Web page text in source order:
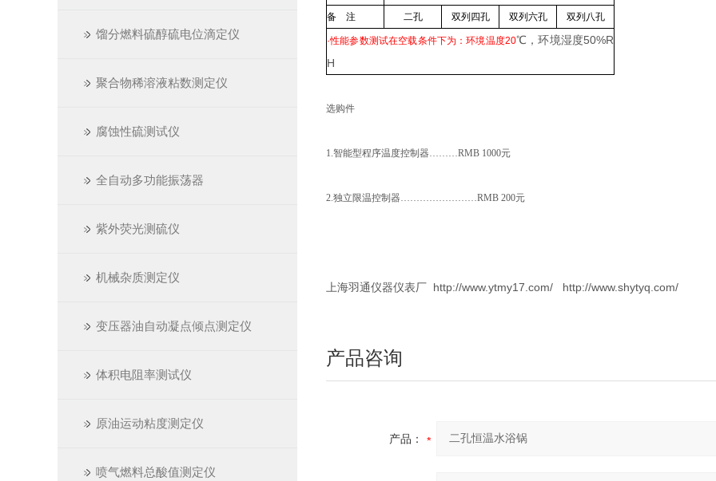
馏分燃料硫醇硫电位滴定仪
聚合物稀溶液粘数测定仪
腐蚀性硫测试仪
全自动多功能振荡器
紫外荧光测硫仪
机械杂质测定仪
变压器油自动凝点倾点测定仪
体积电阻率测试仪
原油运动粘度测定仪
喷气燃料总酸值测定仪
备 注 二孔 双列四孔 双列六孔 双列八孔
·性能参数测试在空载条件下为：环境温度20℃ ，环境湿度50%R
H
选购件
1.智能型程序温度控制器………RMB 1000元
2.独立限温控制器……………………RMB 200元
上海羽通仪器仪表厂 http://www.ytmy17.com/ http://www.shytyq.com/
产品咨询
产品：